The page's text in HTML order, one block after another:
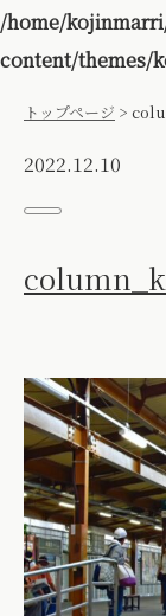
/home/
content/themes/
トップページ >
2022.12.10